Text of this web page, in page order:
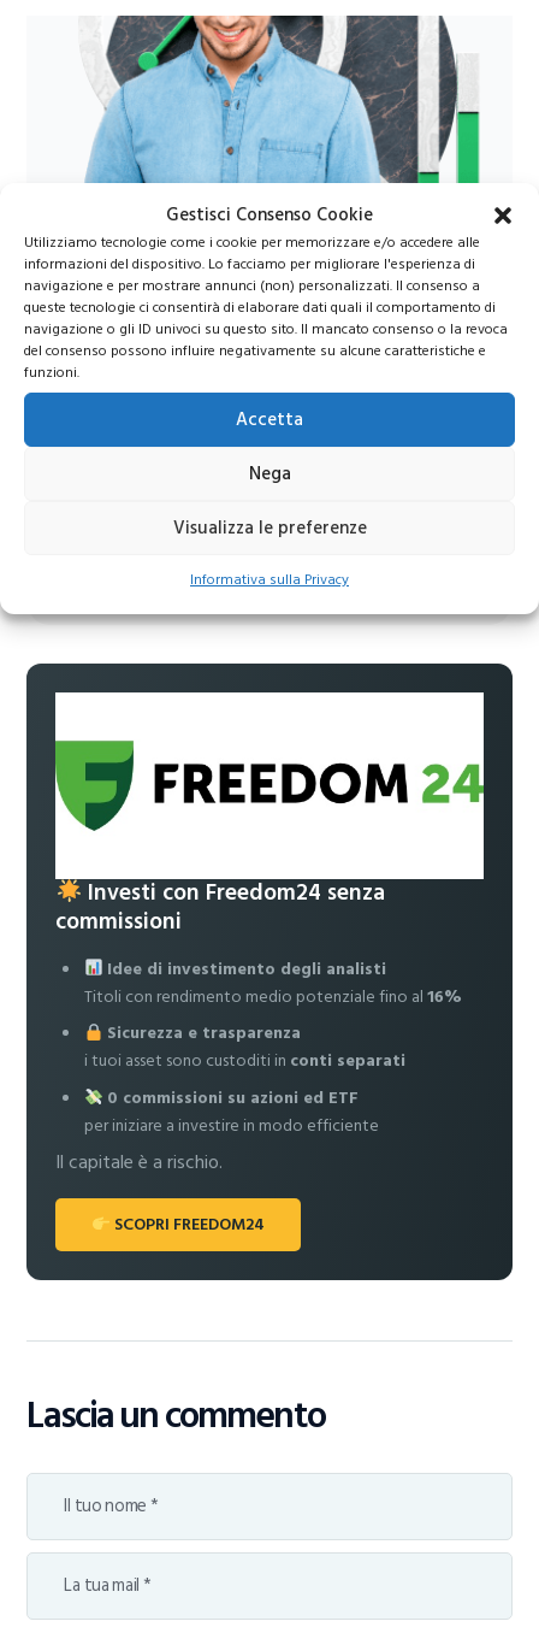
Gestisci Consenso Cookie
Utilizziamo tecnologie come i cookie per memorizzare e/o accedere alle
informazioni del dispositivo. Lo facciamo per migliorare l'esperienza di
navigazione e per mostrare annunci (non) personalizzati. Il consenso a
queste tecnologie ci consentirà di elaborare dati quali il comportamento di
navigazione o gli ID univoci su questo sito. Il mancato consenso o la revoca
del consenso possono influire negativamente su alcune caratteristiche e
funzioni.
Accetta
Nega
Visualizza le preferenze
Informativa sulla Privacy
Azioni Bance Europee
Azioni banche europee da mettere nel mirino nei
prossimi mesi
Unisciti al nostro canale Telegram!
tuoi investimenti
Investi con Freedom24 senza
commissioni
Idee di investimento degli analisti
Titoli con rendimento medio potenziale fino al16%
Sicurezza e trasparenza
i tuoi asset sono custoditi in conti separati
0 commissioni su azioni ed ETF
per iniziare a investire in modo efficiente
Il capitale è a rischio.
SCOPRI FREEDOM24
Lascia un commento